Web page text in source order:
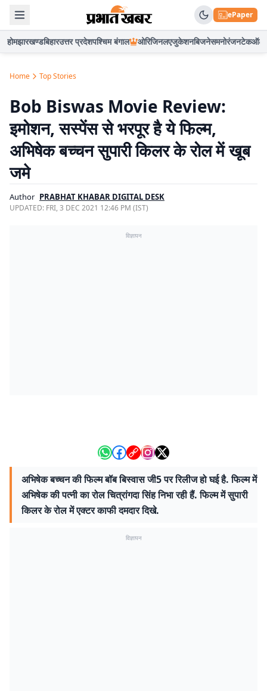
ePaper
होमझारखण्डबिहारउत्तर प्रदेशपश्चिम बंगाल ओरिजिनलएजुकेशनबिजनेसमनोरंजनटेकऑटो
Home Top Stories
Bob Biswas Movie Review:
इमोशन, सस्पेंस से भरपूर है ये फिल्म,
अभिषेक बच्चन सुपारी किलर के रोल में खूब
जमे
Author PRABHAT KHABAR DIGITAL DESK
UPDATED: FRI, 3 DEC 2021 12:46 PM (IST)
विज्ञापन
अभिषेक बच्चन की फिल्म बॉब बिस्वास जी5 पर रिलीज हो घई है. फिल्म में
अभिषेक की पत्नी का रोल चित्रांगदा सिंह निभा रही हैं. फिल्म में सुपारी
किलर के रोल में एक्टर काफी दमदार दिखे.
विज्ञापन